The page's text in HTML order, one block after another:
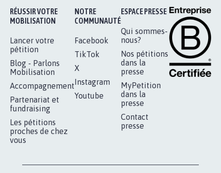
RÉUSSIR VOTRE
MOBILISATION
Lancer votre
pétition
Blog - Parlons
Mobilisation
Accompagnement
Partenariat et
fundraising
Les pétitions
proches de chez
vous
NOTRE
COMMUNAUTÉ
Facebook
TikTok
X
Instagram
Youtube
ESPACE PRESSE
Qui sommes-
nous?
Nos pétitions
dans la
presse
MyPetition
dans la
presse
Contact
presse